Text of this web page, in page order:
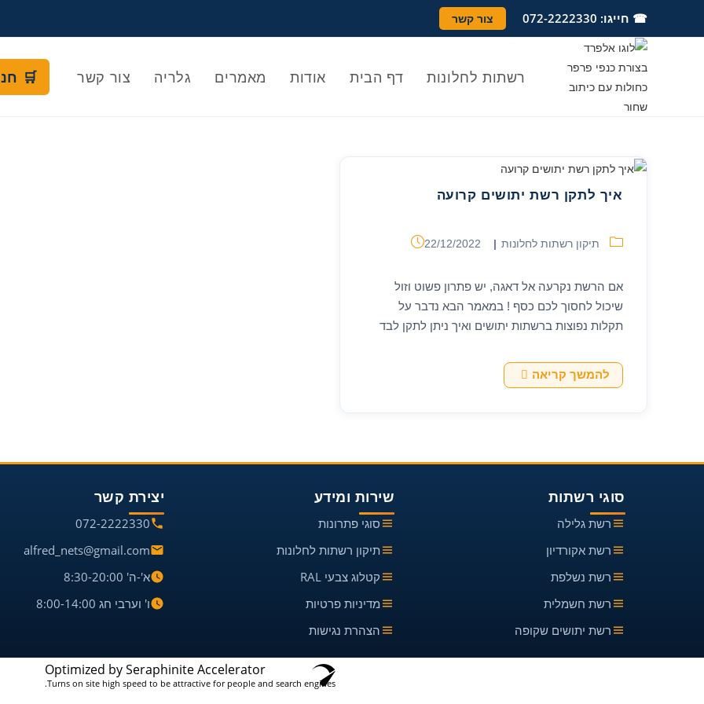
☎ חייגו: 072-2222330 צור קשר
רשתות לחלונות דף הבית אודות מאמרים גלריה צור קשר 🛒
איך לתקן רשת יתושים קרועה
קטגוריה:תיקון רשתות לחלונות פורסם:
22/12/2022
אם הרשת נקרעה אל דאגה, יש פתרון פשוט וזול
שיכול לחסוך לכם כסף ! במאמר הבא נדבר על
תקלות נפוצות ברשתות יתושים ואיך ניתן לתקן לבד
להמשך קריאה איך
לתקן
סוגי רשתות
רשת גלילה
רשת אקורדיון
רשת נשלפת
רשת חשמלית
רשת יתושים שקופה
שירות ומידע
סוגי פתרונות
תיקון רשתות לחלונות
קטלוג צבעי RAL
מדיניות פרטיות
הצהרת נגישות
יצירת קשר
072-2222330
alfred_nets@gmail.com
א'-ה' 8:30-20:00
ו' וערבי חג 8:00-14:00
Optimized by Seraphinite Accelerator
Turns on site high speed to be attractive for people and search engines.